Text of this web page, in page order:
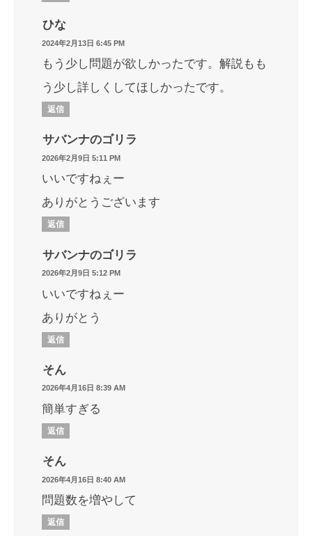
ひな
2024年2月13日 6:45 PM
もう少し問題が欲しかったです。解説もも
う少し詳しくしてほしかったです。
返信
サバンナのゴリラ
2026年2月9日 5:11 PM
いいですねぇー
ありがとうございます
返信
サバンナのゴリラ
2026年2月9日 5:12 PM
いいですねぇー
ありがとう
返信
そん
2026年4月16日 8:39 AM
簡単すぎる
返信
そん
2026年4月16日 8:40 AM
問題数を増やして
返信